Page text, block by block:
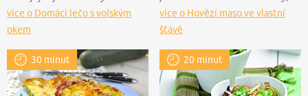
více o Domácí lečo s volským
okem
více o Hovězí maso ve vlastní
šťávě
30 minut 20 minut